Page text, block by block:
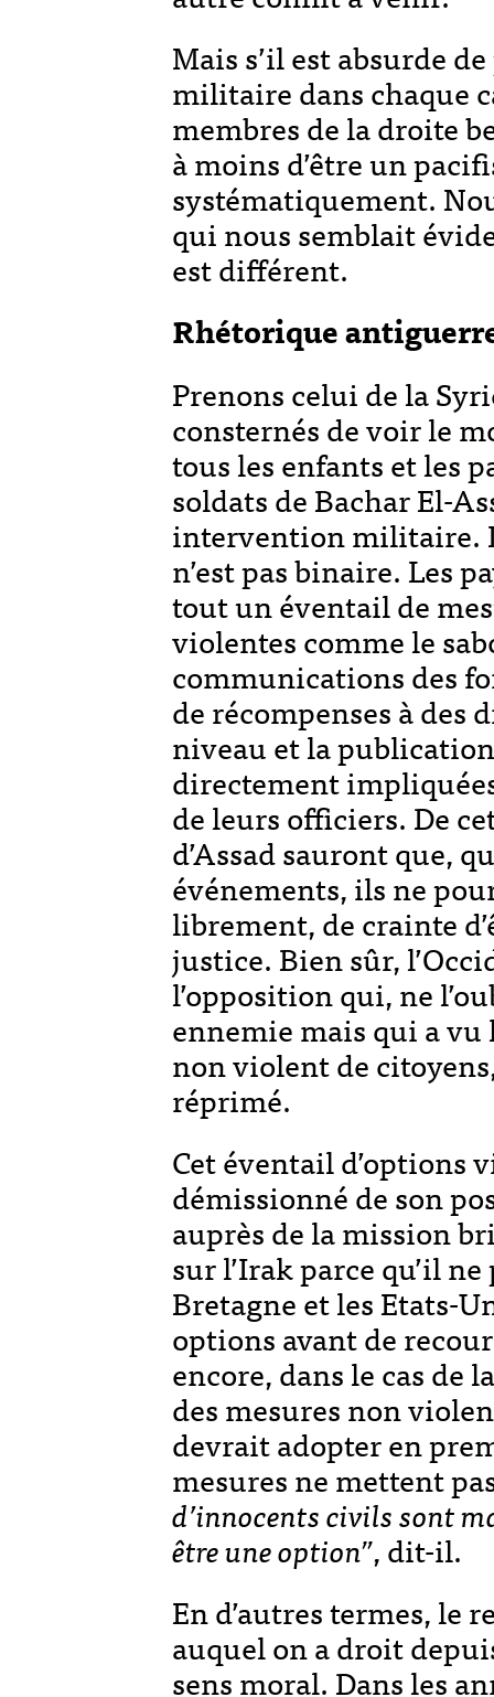
Mais s’il est absurde
militaire dans chaque
membres de la droite
à moins d’être un
systématiquement.
qui nous semblait
est différent.
Rhétorique
Prenons celui de la
consternés de voir le
tous les enfants et les
soldats de Bachar El-
intervention militaire.
n’est pas binaire. Les
tout un éventail de
violentes comme le
communications des
de récompenses à des
niveau et la
directement
de leurs officiers. De
d’Assad sauront que,
événements, ils ne
librement, de crainte
justice. Bien sûr,
l’opposition qui, ne
ennemie mais qui a
non violent de
réprimé.
Cet éventail d’options
démissionné de son
auprès de la mission
sur l’Irak parce qu’il
Bretagne et les Etats-
options avant de
encore, dans le cas de
des mesures non
devrait adopter en
mesures ne mettent
d’innocents civils sont
être une option”, dit-il.
En d’autres termes, le
auquel on a droit
sens moral. Dans les